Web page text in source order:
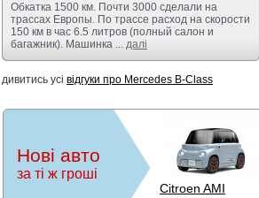
Обкатка 1500 км. Почти 3000 сделали на
трассах Европы. По трассе расход на скорости
150 км в час 6.5 литров (полный салон и
багажник). Машинка ... далі
дивитись усі відгуки про Mercedes B-Class
Нові авто
за ті ж гроші
Citroen AMI